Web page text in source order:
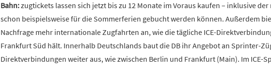
Bahn:zugtickets lassen sich jetzt bis zu 12 Monate im Voraus kaufen – inklusive
schon beispielsweise für die Sommerferien gebucht werden können. Außerdem
Nachfrage mehr internationale Zugfahrten an, wie die tägliche ICE-
Frankfurt Süd hält. Innerhalb Deutschlands baut die DB ihr Angebot an Sprinter-
Direktverbindungen weiter aus, wie zwischen Berlin und Frankfurt (Main). Im ICE-